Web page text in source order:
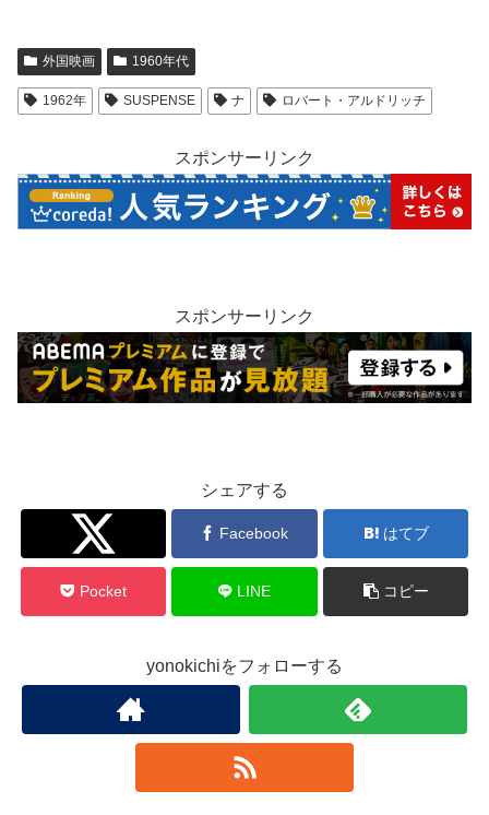
外国映画 1960年代
1962年 SUSPENSE ナ ロバート・アルドリッチ
スポンサーリンク
スポンサーリンク
シェアする
Twitter Facebook はてブ
Pocket LINE コピー
yonokichiをフォローする